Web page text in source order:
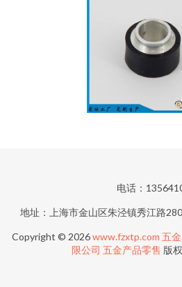
电话：
地址：上海市金山区朱泾镇秀江路
Copyright © 2026www.fzxtp.com 五
限公司 五金产品零售 版